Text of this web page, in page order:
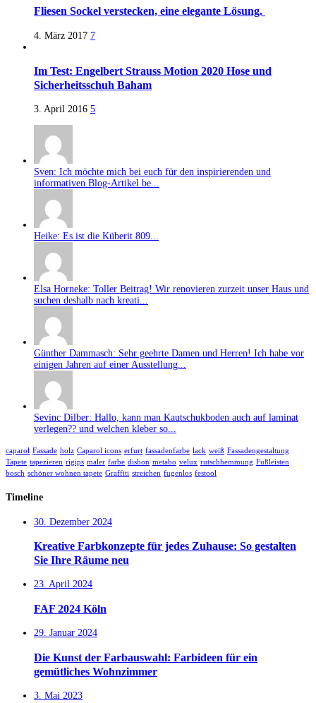
Fliesen Sockel verstecken, eine elegante Lösung.
4. März 2017 7
Im Test: Engelbert Strauss Motion 2020 Hose und
Sicherheitsschuh Baham
3. April 2016 5
Sven: Ich möchte mich bei euch für den inspirierenden und
informativen Blog-Artikel be...
Heike: Es ist die Küberit 809...
Elsa Horneke: Toller Beitrag! Wir renovieren zurzeit unser Haus und
suchen deshalb nach kreati...
Günther Dammasch: Sehr geehrte Damen und Herren! Ich habe vor
einigen Jahren auf einer Ausstellung...
Sevinc Dilber: Hallo, kann man Kautschukboden auch auf laminat
verlegen?? und welchen kleber so...
caparol Fassade holz Caparol icons erfurt fassadenfarbe lack weiß Fassadengestaltung
Tapete tapezieren rigips maler farbe disbon metabo velux rutschhemmung Fußleisten
bosch schöner wohnen tapete Graffiti streichen fugenlos festool
Timeline
30. Dezember 2024
Kreative Farbkonzepte für jedes Zuhause: So gestalten
Sie Ihre Räume neu
23. April 2024
FAF 2024 Köln
29. Januar 2024
Die Kunst der Farbauswahl: Farbideen für ein
gemütliches Wohnzimmer
3. Mai 2023